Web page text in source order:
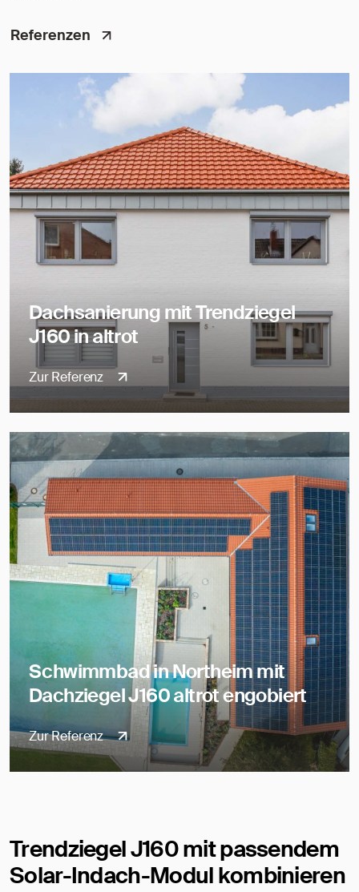
Referenzen
Dachsanierung mit Trendziegel
J160 in altrot
Zur Referenz
Schwimmbad in Northeim mit
Dachziegel J160 altrot engobiert
Zur Referenz
Trendziegel J160 mit passendem
Solar-Indach-Modul kombinieren